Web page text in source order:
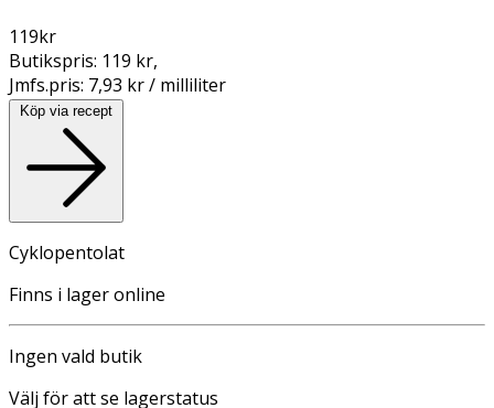
119kr
Butikspris: 119 kr,
Jmfs.pris: 7,93 kr / milliliter
Köp via recept
Cyklopentolat
Finns i lager online
Ingen vald butik
Välj för att se lagerstatus